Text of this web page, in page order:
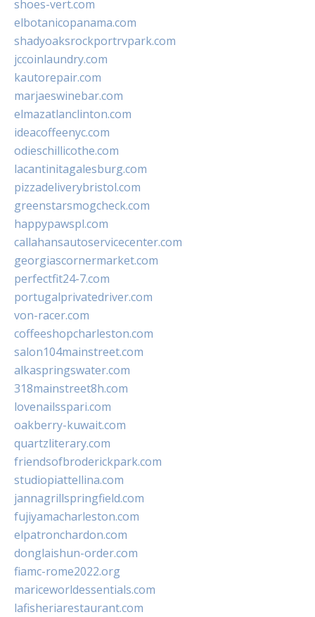
shoes-vert.com
elbotanicopanama.com
shadyoaksrockportrvpark.com
jccoinlaundry.com
kautorepair.com
marjaeswinebar.com
elmazatlanclinton.com
ideacoffeenyc.com
odieschillicothe.com
lacantinitagalesburg.com
pizzadeliverybristol.com
greenstarsmogcheck.com
happypawspl.com
callahansautoservicecenter.com
georgiascornermarket.com
perfectfit24-7.com
portugalprivatedriver.com
von-racer.com
coffeeshopcharleston.com
salon104mainstreet.com
alkaspringswater.com
318mainstreet8h.com
lovenailsspari.com
oakberry-kuwait.com
quartzliterary.com
friendsofbroderickpark.com
studiopiattellina.com
jannagrillspringfield.com
fujiyamacharleston.com
elpatronchardon.com
donglaishun-order.com
fiamc-rome2022.org
mariceworldessentials.com
lafisheriarestaurant.com